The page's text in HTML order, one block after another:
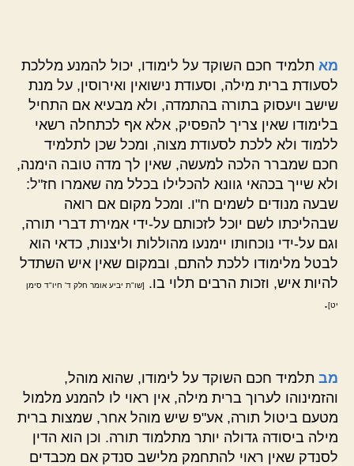
מא תלמיד חכם השוקד על לימודו, יכול להמנע מללכת
לסעודת ברית מילה, וסעודת נישואין ואירוסין, על מנת
שישב ויעסוק בתורה בהתמדה, ולא מבעיא אם התחיל
בלימודו שאין צריך להפסיק, אלא אף לכתחלה רשאי
ללמוד ולא ללכת לסעודת מצוה, ומכל שכן לתלמיד
חכם שמברר הלכה למעשה, שאין לך מדה טובה הימנה,
ולא שייך בכהאי גוונא להכלילו בכלל מה שאמרו חז"ל:
שבעה מנודים לשמים ח"ו. ומכל מקום אם רואה
שבהליכתו לשם יוכל לזכותם על-ידי אמירת דברי תורה,
וגם על-ידי נוכחותו יימנעו מהוללות וליצנות, כדאי הוא
לבטל מלימודו ללכת להתם, ובמקום שאין איש השתדל
להיות איש, וזכות הרבים תלוי בו.
[שו"ת יביע אומר חלק ד' חיו"ד סימן
יט].
מב תלמיד חכם השוקד על לימודו, שהוא מוהל,
והזמינוהו לערוך ברית מילה, אין ראוי לו להמנע מלמול
מטעם ביטול תורה, אע"פ שיש מוהל אחר, שמצות ברית
מילה ביסודה גדולה יותר מתלמוד תורה. וכן הוא הדין
לסנדק שאין ראוי להתחמק מלישב סנדק אם מכבדים